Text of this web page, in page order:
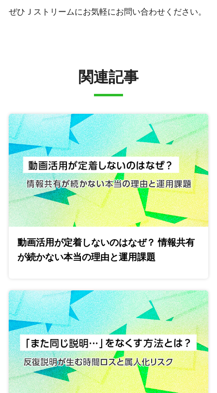
ぜひＪストリームにお気軽にお問い合わせください。
関連記事
動画活用が定着しないのはなぜ？ 情報共有
が続かない本当の理由と運用課題